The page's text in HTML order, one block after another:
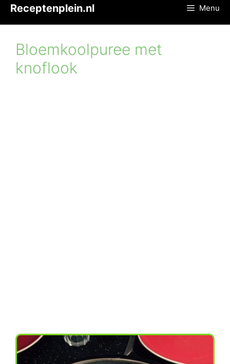
inhoud
Receptenplein.nl Menu
Bloemkoolpuree met
knoflook